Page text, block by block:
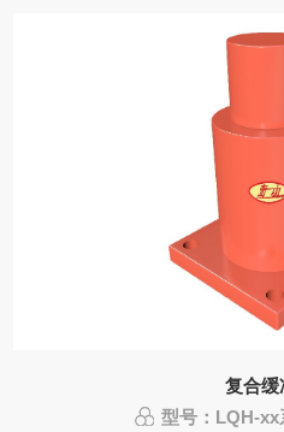
复合缓
型号：LQH-xx